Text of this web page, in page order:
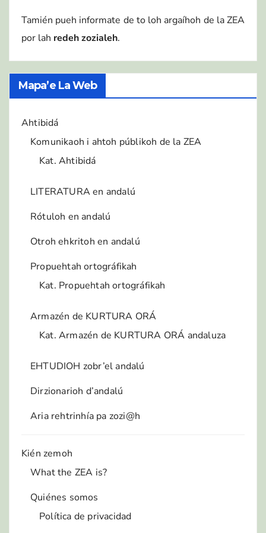
Tamién pueh informate de to loh argaíhoh de la ZEA
por lah redeh zozialeh.
Mapa’e La Web
Ahtibidá
Komunikaoh i ahtoh públikoh de la ZEA
Kat. Ahtibidá
LITERATURA en andalú
Rótuloh en andalú
Otroh ehkritoh en andalú
Propuehtah ortográfikah
Kat. Propuehtah ortográfikah
Armazén de KURTURA ORÁ
Kat. Armazén de KURTURA ORÁ andaluza
EHTUDIOH zobr’el andalú
Dirzionarioh d’andalú
Aria rehtrinhía pa zozi@h
Kién zemoh
What the ZEA is?
Quiénes somos
Política de privacidad